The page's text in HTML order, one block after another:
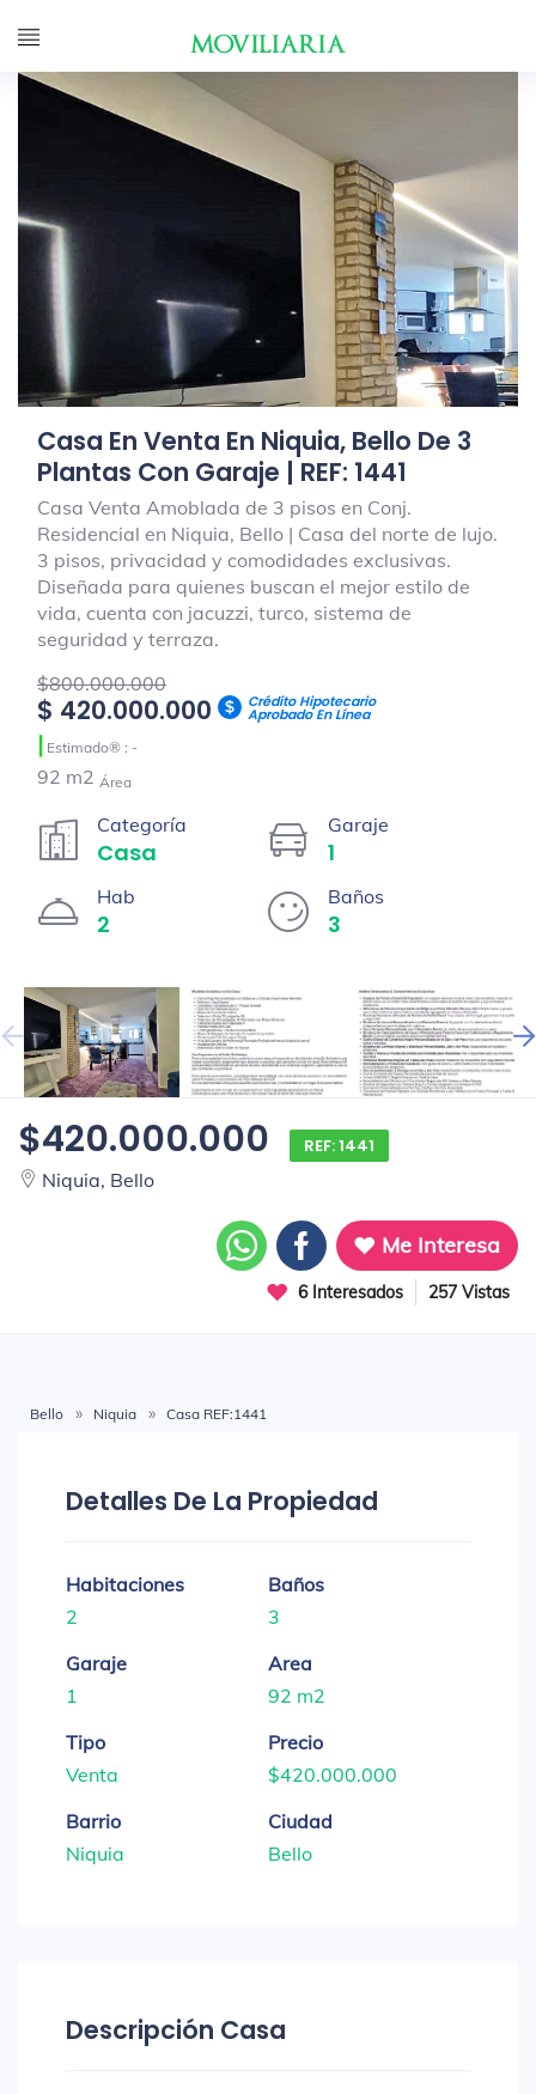
Casa En Venta En Niquia, Bello De 3
Plantas Con Garaje | REF: 1441
Casa Venta Amoblada de 3 pisos en Conj.
Residencial en Niquia, Bello | Casa del norte de lujo.
3 pisos, privacidad y comodidades exclusivas.
Diseñada para quienes buscan el mejor estilo de
vida, cuenta con jacuzzi, turco, sistema de
seguridad y terraza.
$800.000.000
$ 420.000.000 Crédito Hipotecario
Aprobado En Línea
| Estimado® : -
92 m2 Área
Categoría
Casa
Garaje
1
Hab
2
Baños
3
$420.000.000 REF: 1441
Niquia, Bello
Me Interesa
6 Interesados 257 Vistas
Bello Niquia Casa REF:1441
Detalles De La Propiedad
Habitaciones
2
Baños
3
Garaje
1
Area
92 m2
Tipo
Venta
Precio
$420.000.000
Barrio
Niquia
Ciudad
Bello
Descripción Casa